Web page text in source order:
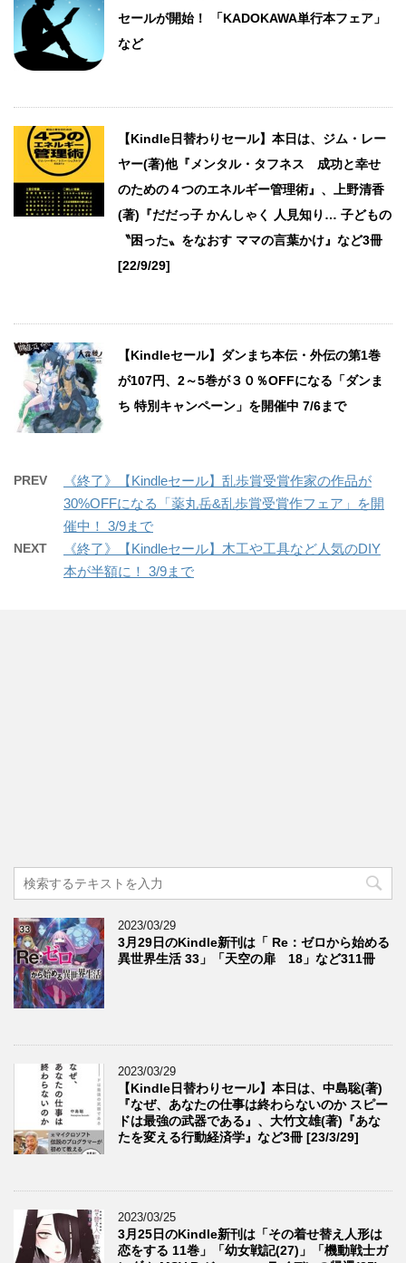
セールが開始！ 「KADOKAWA単行本フェア」
など
【Kindle日替わりセール】本日は、ジム・レー
ヤー(著)他『メンタル・タフネス 成功と幸せ
のための４つのエネルギー管理術』、上野清香
(著)『だだっ子 かんしゃく 人見知り… 子どもの
〝困った〟をなおす ママの言葉かけ』など3冊
[22/9/29]
【Kindleセール】ダンまち本伝・外伝の第1巻
が107円、2～5巻が３０％OFFになる「ダンま
ち 特別キャンペーン」を開催中 7/6まで
PREV
《終了》【Kindleセール】乱歩賞受賞作家の作品が
30%OFFになる「薬丸岳&乱歩賞受賞作フェア」を開
催中！ 3/9まで
NEXT
《終了》【Kindleセール】木工や工具など人気のDIY
本が半額に！ 3/9まで
2023/03/29
3月29日のKindle新刊は「 Re：ゼロから始める
異世界生活 33」「天空の扉 18」など311冊
2023/03/29
【Kindle日替わりセール】本日は、中島聡(著)
『なぜ、あなたの仕事は終わらないのか スピー
ドは最強の武器である』、大竹文雄(著)『あな
たを変える行動経済学』など3冊 [23/3/29]
2023/03/25
3月25日のKindle新刊は「その着せ替え人形は
恋をする 11巻」「幼女戦記(27)」「機動戦士ガ